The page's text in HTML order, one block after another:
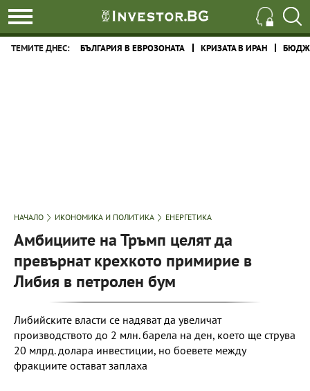
ТЕМИТЕ ДНЕС: БЪЛГАРИЯ В ЕВРОЗОНАТА КРИЗАТА В ИРАН
НАЧАЛО ИКОНОМИКА И ПОЛИТИКА ЕНЕРГЕТИКА
Амбициите на Тръмп целят да
превърнат крехкото примирие в
Либия в петролен бум
Либийските власти се надяват да увеличат
производството до 2 млн. барела на ден, което ще струва
20 млрд. долара инвестиции, но боевете между
фракциите остават заплаха